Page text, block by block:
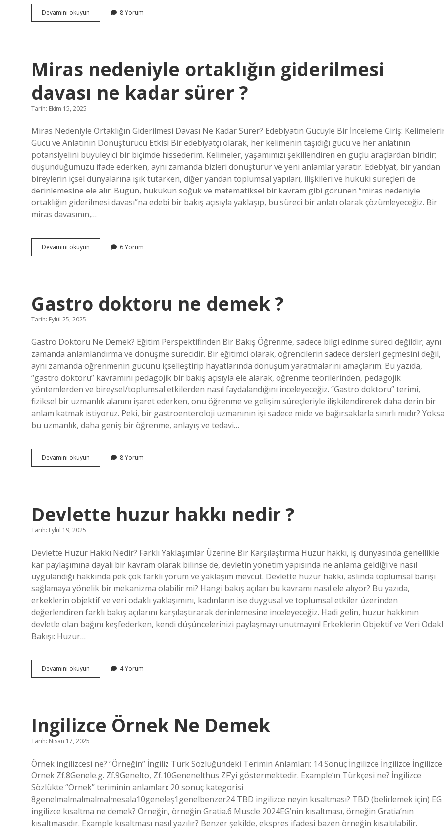
Devamını okuyun Kandidiazis
nedir
8 Yorum
Miras nedeniyle ortaklığın giderilmesi
davası ne kadar sürer ?
Tarih: Ekim 15, 2025
Miras Nedeniyle Ortaklığın Giderilmesi Davası Ne Kadar Sürer? Edebiyatın Gücüyle Bir İnceleme Giriş:
Gücü ve Anlatının Dönüştürücü Etkisi Bir edebiyatçı olarak, her kelimenin taşıdığı gücü ve her anlatının
potansiyelini büyüleyici bir biçimde hissederim. Kelimeler, yaşamımızı şekillendiren en güçlü araçlardan biridir;
düşündüğümüzü ifade ederken, aynı zamanda bizleri dönüştürür ve yeni anlamlar yaratır. Edebiyat, bir yandan
bireylerin içsel dünyalarına ışık tutarken, diğer yandan toplumsal yapıları, ilişkileri ve hukuki süreçleri de
derinlemesine ele alır. Bugün, hukukun soğuk ve matematiksel bir kavram gibi görünen “miras nedeniyle
ortaklığın giderilmesi davası”na edebi bir bakış açısıyla yaklaşıp, bu süreci bir anlatı olarak çözümleyeceğiz. Bir
miras davasının,…
Devamını okuyun
nedeniyle
kadar
sürer
6 Yorum
Gastro doktoru ne demek ?
Tarih: Eylül 25, 2025
Gastro Doktoru Ne Demek? Eğitim Perspektifinden Bir Bakış Öğrenme, sadece bilgi edinme süreci değildir; aynı
zamanda anlamlandırma ve dönüşme sürecidir. Bir eğitimci olarak, öğrencilerin sadece dersleri geçmesini değil,
aynı zamanda öğrenmenin gücünü içselleştirip hayatlarında dönüşüm yaratmalarını amaçlarım. Bu yazıda,
“gastro doktoru” kavramını pedagojik bir bakış açısıyla ele alarak, öğrenme teorilerinden, pedagojik
yöntemlerden ve bireysel/toplumsal etkilerden nasıl faydalandığını inceleyeceğiz. “Gastro doktoru” terimi,
fiziksel bir uzmanlık alanını işaret ederken, onu öğrenme ve gelişim süreçleriyle ilişkilendirerek daha derin bir
anlam katmak istiyoruz. Peki, bir gastroenteroloji uzmanının işi sadece mide ve bağırsaklarla sınırlı mıdır? Yoksa
bu uzmanlık, daha geniş bir öğrenme, anlayış ve tedavi…
Devamını okuyun
doktoru
8 Yorum
Devlette huzur hakkı nedir ?
Tarih: Eylül 19, 2025
Devlette Huzur Hakkı Nedir? Farklı Yaklaşımlar Üzerine Bir Karşılaştırma Huzur hakkı, iş dünyasında genellikle
kar paylaşımına dayalı bir kavram olarak bilinse de, devletin yönetim yapısında ne anlama geldiği ve nasıl
uygulandığı hakkında pek çok farklı yorum ve yaklaşım mevcut. Devlette huzur hakkı, aslında toplumsal barışı
sağlamaya yönelik bir mekanizma olabilir mi? Hangi bakış açıları bu kavramı nasıl ele alıyor? Bu yazıda,
erkeklerin objektif ve veri odaklı yaklaşımını, kadınların ise duygusal ve toplumsal etkiler üzerinden
değerlendiren farklı bakış açılarını karşılaştırarak derinlemesine inceleyeceğiz. Hadi gelin, huzur hakkının
devletle olan bağını keşfederken, kendi düşüncelerinizi paylaşmayı unutmayın! Erkeklerin Objektif ve Veri
Bakışı: Huzur…
Devamını okuyun Devlette
huzur
4 Yorum
Ingilizce Örnek Ne Demek
Tarih: Nisan 17, 2025
Örnek ingilizcesi ne? “Örneğin” İngiliz Türk Sözlüğündeki Terimin Anlamları: 14 Sonuç İngilizce İngilizce İngilizce
Örnek Zf.8Genele.g. Zf.9Genelto, Zf.10Genenelthus ZF’yi göstermektedir. Example’ın Türkçesi ne? İngilizce
Sözlükte “Örnek” teriminin anlamları: 20 sonuç kategorisi
8genelmalmalmalmalmesala10geneleş1genelbenzer24 TBD ingilizce neyin kısaltması? TBD (belirlemek için) EG
ingilizce kısaltma ne demek? Örneğin, örneğin Gratia.6 Muscle 2024EG’nin kısaltması, örneğin Gratia’nın
kısaltmasıdır. Example kısaltması nasıl yazılır? Benzer şekilde, ekspres ifadesi bazen örneğin kısaltılabilir.